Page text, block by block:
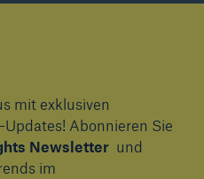
mit exklusiven
Abonnieren Sie
Newsletterund
im